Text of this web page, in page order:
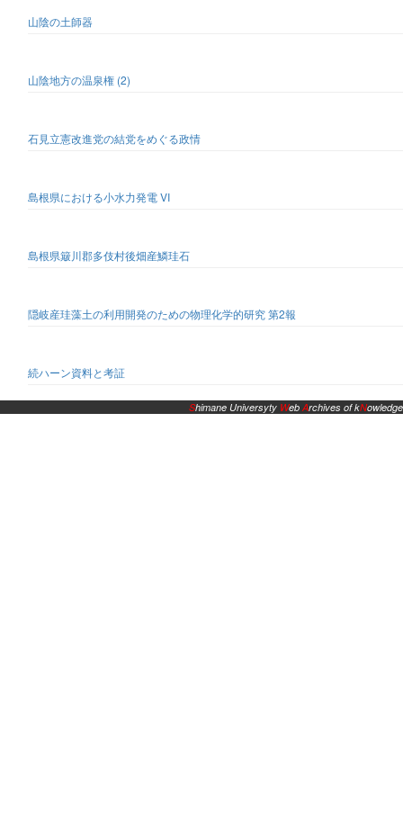
山陰の土師器
山陰地方の温泉権 (2)
石見立憲改進党の結党をめぐる政情
島根県における小水力発電 VI
島根県簸川郡多伎村後畑産鱗珪石
隠岐産珪藻土の利用開発のための物理化学的研究 第2報
続ハーン資料と考証
Shimane Universyty WebArchives of kNowledge